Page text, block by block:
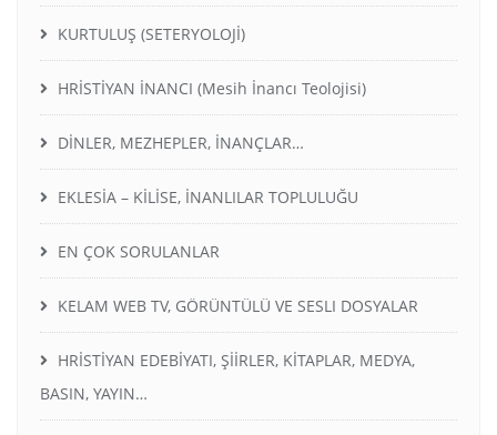
KURTULUŞ (SETERYOLOJİ)
HRİSTİYAN İNANCI (Mesih İnancı Teolojisi)
DİNLER, MEZHEPLER, İNANÇLAR…
EKLESİA – KİLİSE, İNANLILAR TOPLULUĞU
EN ÇOK SORULANLAR
KELAM WEB TV, GÖRÜNTÜLÜ VE SESLI DOSYALAR
HRİSTİYAN EDEBİYATI, ŞİİRLER, KİTAPLAR, MEDYA,
BASIN, YAYIN…